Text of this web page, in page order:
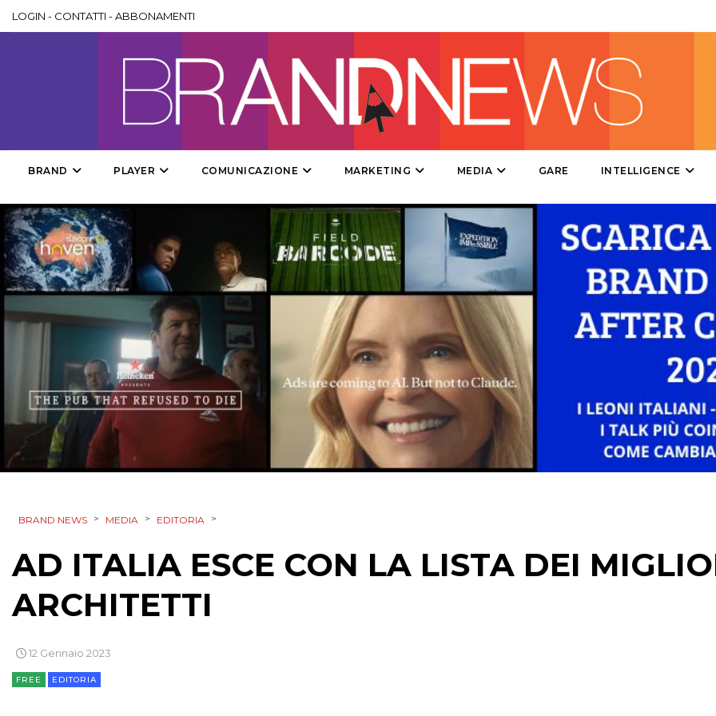
CINEMA
EDITORIA
ESTERNA
RADIO / AUDIO
DATI
RICERCHE
TREND
LOGIN - CONTATTI -ABBONAMENTI
BRAND PLAYER COMUNICAZIONE MARKETING MEDIA GARE INTELLIGENCE
BRAND NEWS > MEDIA > EDITORIA >
AD ITALIA ESCE CON LA LISTA DEI
ARCHITETTI
12 Gennaio 2023
FREE EDITORIA